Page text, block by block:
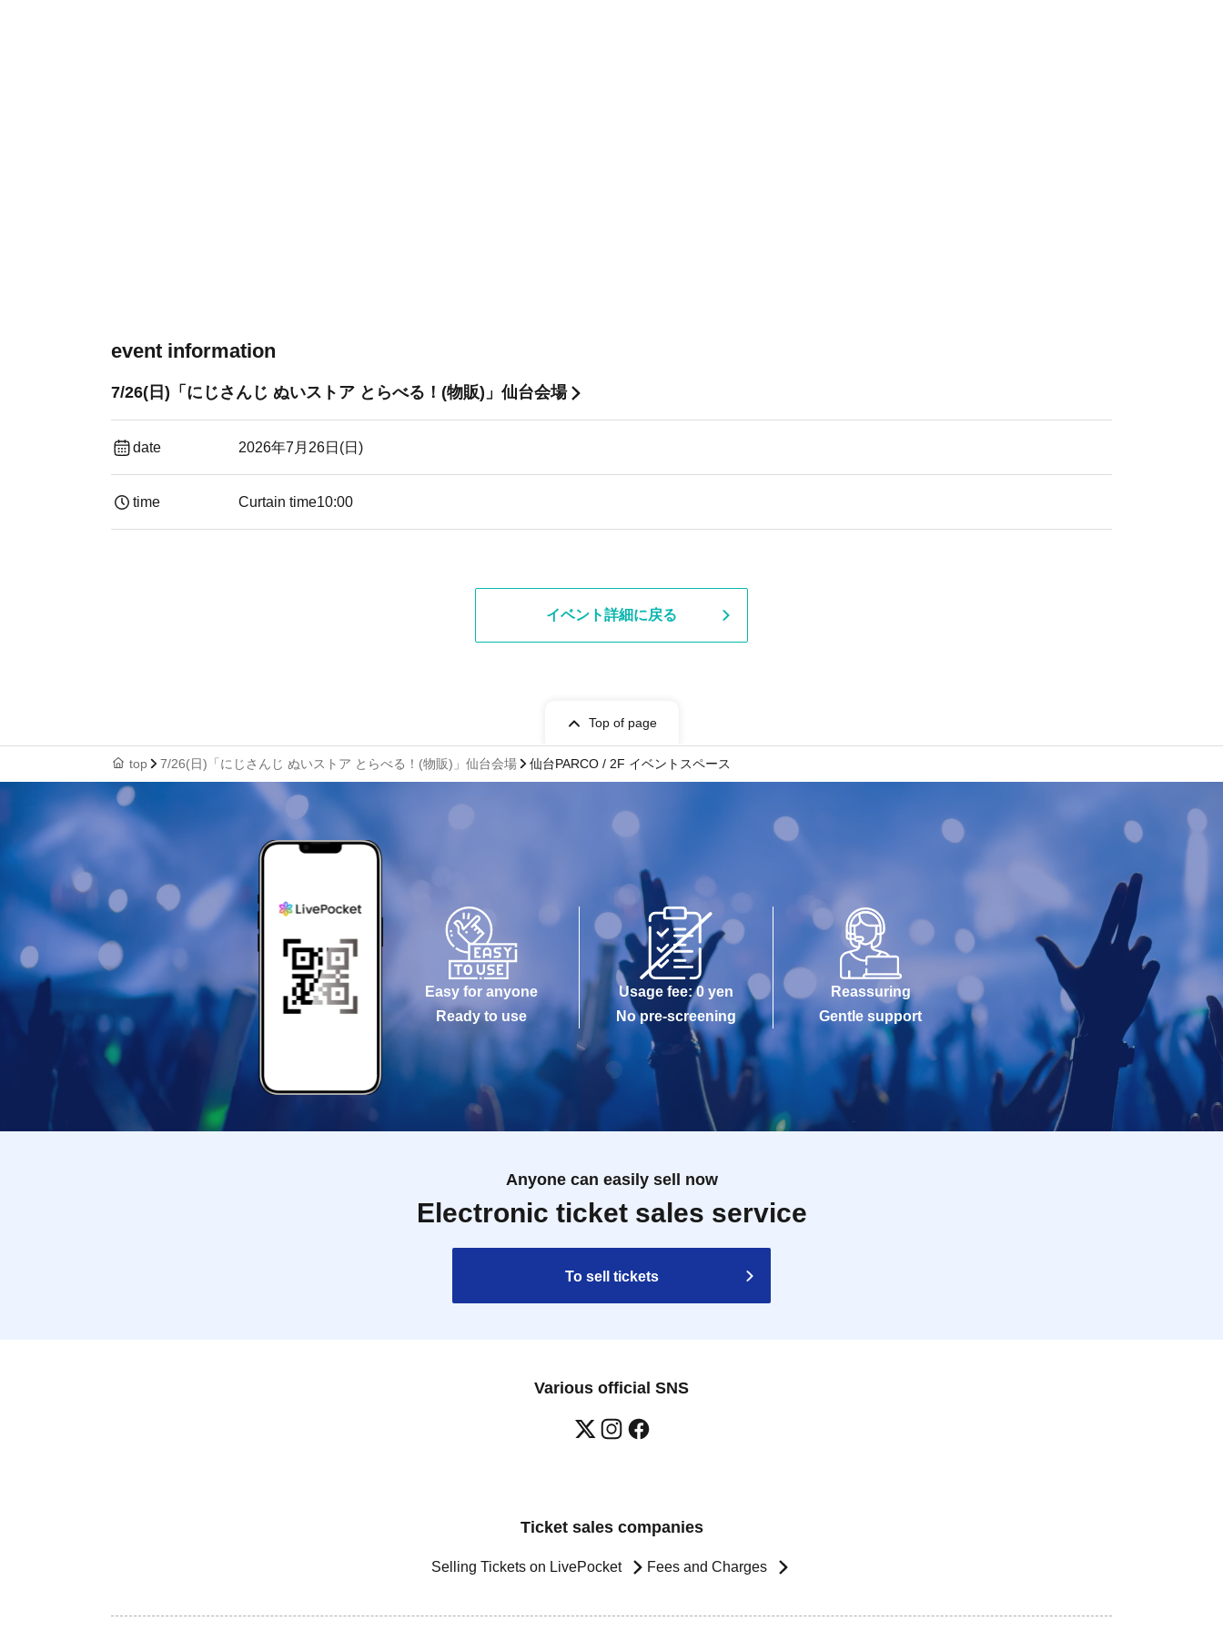
event information
7/26(日)「にじさんじ ぬいストア とらべる！(物販)」仙台会場
date 2026年7月26日(日)
time Curtain time10:00
イベント詳細に戻る
Top of page
top 7/26(日)「にじさんじ ぬいストア とらべる！(物販)」仙台会場 仙台PARCO / 2F イベントスペース
Easy for anyone
Ready to use
Usage fee: 0 yen
No pre-screening
Reassuring
Gentle support
Anyone can easily sell now
Electronic ticket sales service
To sell tickets
Various official SNS
Ticket sales companies
Selling Tickets on LivePocket Fees and Charges